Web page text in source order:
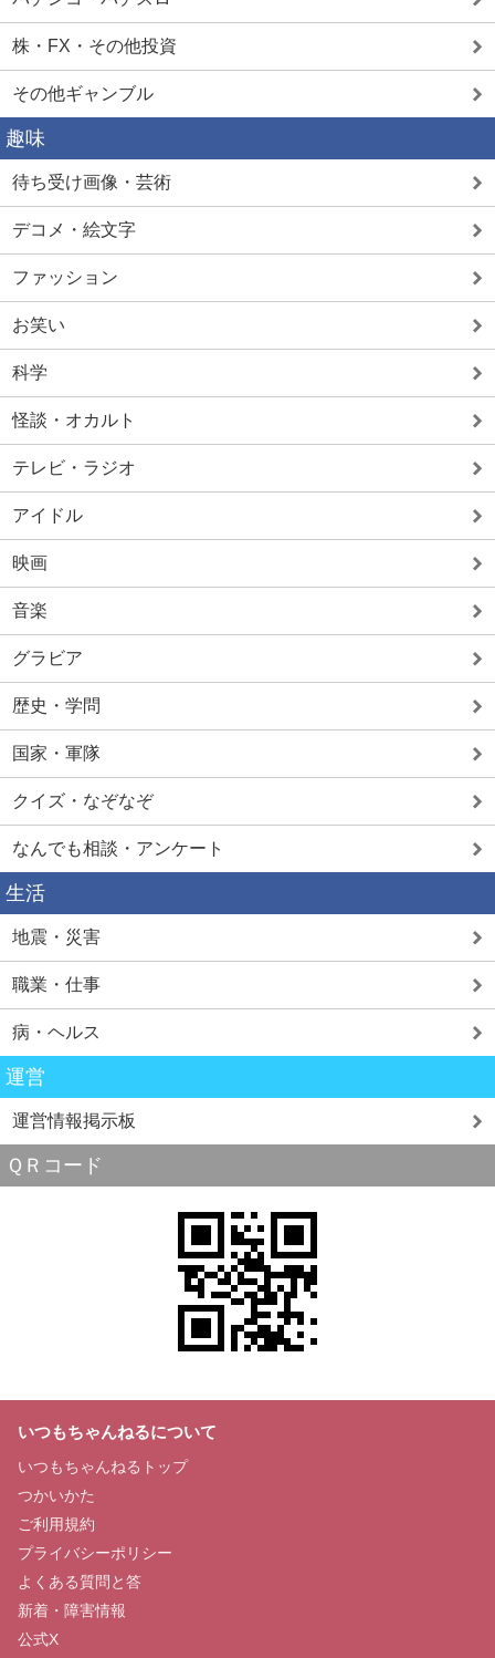
株・FX・その他投資
その他ギャンブル
趣味
待ち受け画像・芸術
デコメ・絵文字
ファッション
お笑い
科学
怪談・オカルト
テレビ・ラジオ
アイドル
映画
音楽
グラビア
歴史・学問
国家・軍隊
クイズ・なぞなぞ
なんでも相談・アンケート
生活
地震・災害
職業・仕事
病・ヘルス
運営
運営情報掲示板
ＱＲコード
いつもちゃんねるについて
いつもちゃんねるトップ
つかいかた
ご利用規約
プライバシーポリシー
よくある質問と答
新着・障害情報
公式X